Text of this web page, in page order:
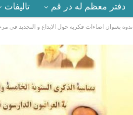
دفتر معظم له در قم تالیفات
ندوة بعنوان اضاءات فكرية حول الابداع و التجديد في